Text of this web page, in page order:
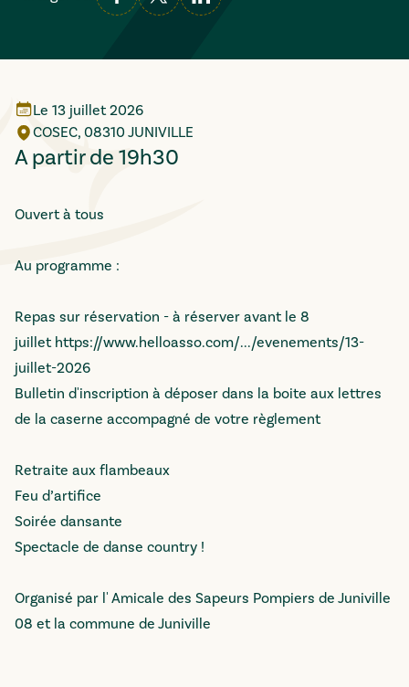
Le 13 juillet 2026
COSEC, 08310 JUNIVILLE
A partir de 19h30
Ouvert à tous
Au programme :
Repas sur réservation - à réserver avant le 8
juillet https://www.helloasso.com/.../evenements/13-
juillet-2026
Bulletin d'inscription à déposer dans la boite aux lettres
de la caserne accompagné de votre règlement
Retraite aux flambeaux
Feu d’artifice
Soirée dansante
Spectacle de danse country !
Organisé par l' Amicale des Sapeurs Pompiers de Juniville
08 et la commune de Juniville